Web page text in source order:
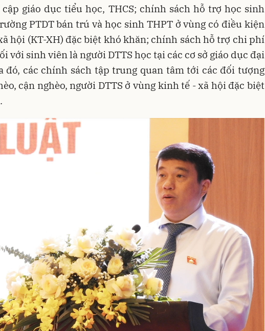
giáo dục tiểu học, THCS; chính sách hỗ trợ học sinh
PTDT bán trú và học sinh THPT ở vùng có điều kiện
hội (KT-XH) đặc biệt khó khăn; chính sách hỗ trợ chi phí
với sinh viên là người DTTS học tại các cơ sở giáo dục đại
đó, các chính sách tập trung quan tâm tới các đối tượng
cận nghèo, người DTTS ở vùng kinh tế - xã hội đặc biệt